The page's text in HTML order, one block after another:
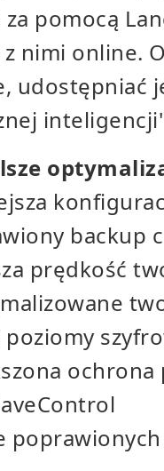
za pomocą
nimi online.
udostępniać
inteligencji
backup
prędkość
poziomy
poprawionych